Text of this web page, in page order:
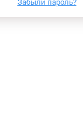
Забыли пароль?